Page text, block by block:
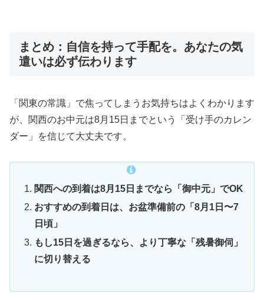
まとめ：自信を持って手配を。あなたの気
遣いは必ず伝わります
「関東の常識」で焦ってしまうお気持ちはよくわかります
が、関西のお中元は8月15日までという「受け手のカレン
ダー」を信じて大丈夫です。
関西への到着は8月15日までなら「御中元」でOK
おすすめの到着日は、お盆準備前の「8月1日〜7
日頃」
もし15日を過ぎるなら、より丁寧な「残暑御伺」
に切り替える